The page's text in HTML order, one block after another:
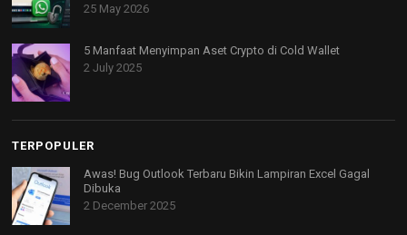
25 May 2026
5 Manfaat Menyimpan Aset Crypto di Cold Wallet
2 July 2025
TERPOPULER
Awas! Bug Outlook Terbaru Bikin Lampiran Excel Gagal
Dibuka
2 December 2025